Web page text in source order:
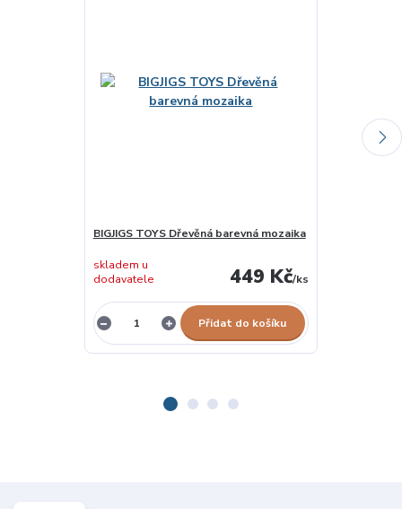
BIGJIGS TOYS Dřevěná barevná mozaika
449 Kč/ks
skladem u
dodavatele
Přidat do košíku